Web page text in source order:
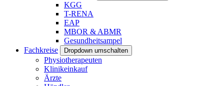
KGG
T-RENA
EAP
MBOR & ABMR
Gesundheitsampel
Fachkreise
Dropdown umschalten
Physiotherapeuten
Klinikeinkauf
Ärzte